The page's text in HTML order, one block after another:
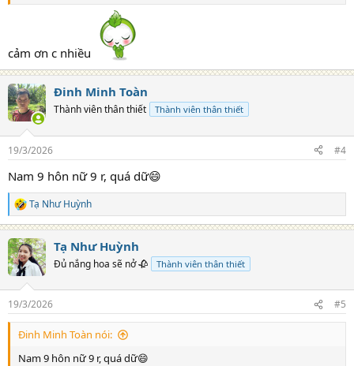
cảm ơn c nhiều
Đinh Minh Toàn
Thành viên thân thiết Thành viên thân thiết
19/3/2026 #4
Nam 9 hôn nữ 9 r, quá dữ😄
R
e
a
c
t
i
s
:
Tạ Như Huỳnh
Tạ Như Huỳnh
Đủ nắng hoa sẽ nở 🥀 Thành viên thân thiết
19/3/2026 #5
Đinh Minh Toàn nói:
Nam 9 hôn nữ 9 r, quá dữ😄